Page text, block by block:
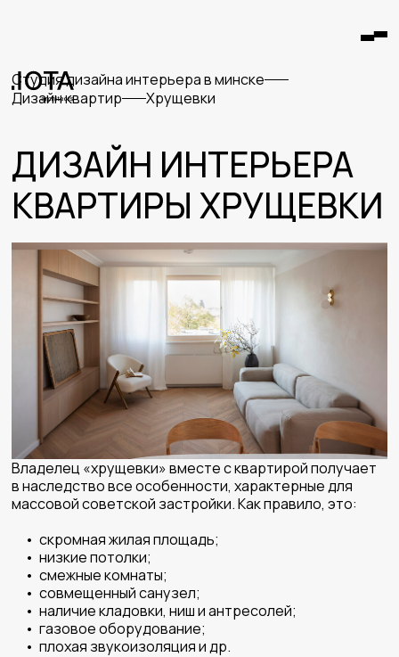
студия дизайна интерьера в минске
дизайн квартир
хрущевки
ДИЗАЙН ИНТЕРЬЕРА
КВАРТИРЫ ХРУЩЕВКИ
Владелец «хрущевки» вместе с квартирой получает
в наследство все особенности, характерные для
массовой советской застройки. Как правило, это:
• скромная жилая площадь;
• низкие потолки;
• смежные комнаты;
• совмещенный санузел;
• наличие кладовки, ниш и антресолей;
• газовое оборудование;
• плохая звукоизоляция и др.